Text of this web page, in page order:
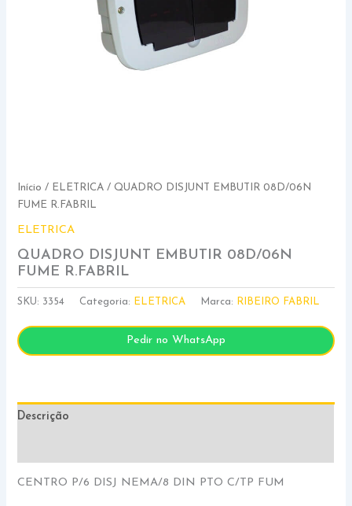
Início / ELETRICA / QUADRO DISJUNT EMBUTIR 08D/06N
FUME R.FABRIL
ELETRICA
QUADRO DISJUNT EMBUTIR 08D/06N
FUME R.FABRIL
SKU: 3354 Categoria: ELETRICA Marca: RIBEIRO FABRIL
Pedir no WhatsApp
Descrição
CENTRO P/6 DISJ NEMA/8 DIN PTO C/TP FUM